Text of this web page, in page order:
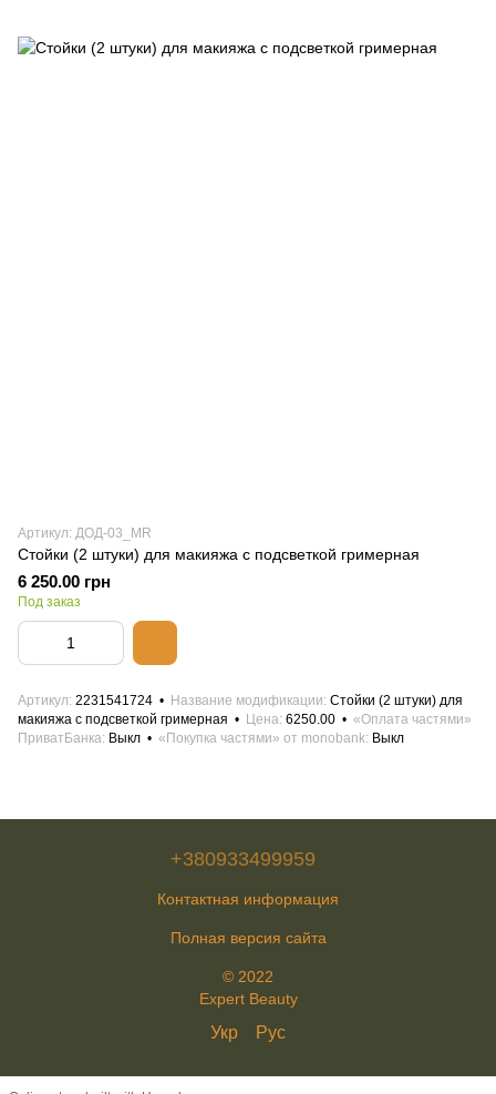
Артикул: ДОД-03_MR
Стойки (2 штуки) для макияжа с подсветкой гримерная
6 250.00 грн
Под заказ
Артикул 2231541724 Название модификации Стойки (2 штуки) для
макияжа с подсветкой гримерная
Цена 6250.00
«Оплата частями»
ПриватБанка Выкл «Покупка частями» от monobank Выкл
+380933499959
Контактная информация
Полная версия сайта
© 2022
Expert Beauty
Укр Рус